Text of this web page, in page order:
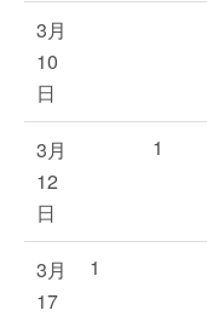
3月
10
日
3月
12
日
1
3月
17
1